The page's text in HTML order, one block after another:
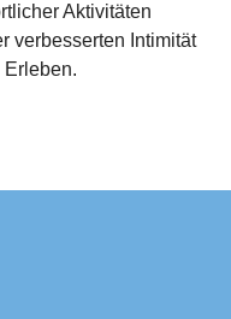
Aktivitäten
verbesserten Intimität